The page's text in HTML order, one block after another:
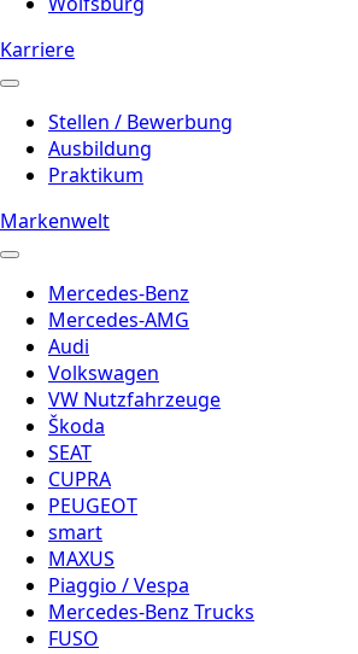
Karriere
Stellen / Bewerbung
Ausbildung
Praktikum
Markenwelt
Mercedes-Benz
Mercedes-AMG
Audi
Volkswagen
VW Nutzfahrzeuge
Škoda
SEAT
CUPRA
PEUGEOT
smart
MAXUS
Piaggio / Vespa
Mercedes-Benz Trucks
FUSO